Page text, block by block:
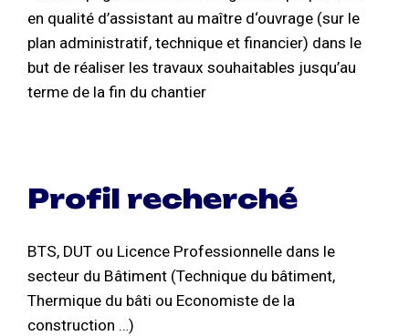
en qualité d’assistant au maître d‘ouvrage (sur le
plan administratif, technique et financier) dans le
but de réaliser les travaux souhaitables jusqu’au
terme de la fin du chantier
Profil recherché
BTS, DUT ou Licence Professionnelle dans le
secteur du Bâtiment (Technique du bâtiment,
Thermique du bâti ou Economiste de la
construction …)